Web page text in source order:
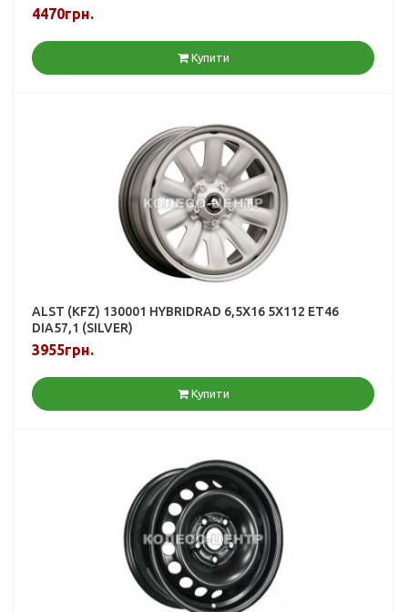
4470грн.
Купити
ALST (KFZ) 130001 HYBRIDRAD 6,5X16 5X112 ET46
DIA57,1 (SILVER)
3955грн.
Купити